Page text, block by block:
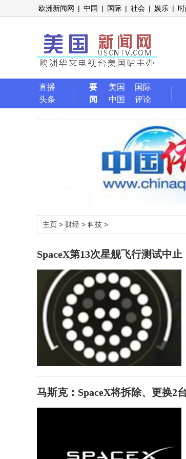
欧洲新闻网 | 中国 | 国际 | 社会 | 娱乐 |
直播
头条
要
闻
美国
国际
中国
评论
主页 > 财经 > 科技 >
SpaceX第13次星舰飞行测试中
马斯克：SpaceX将拆除、更换2